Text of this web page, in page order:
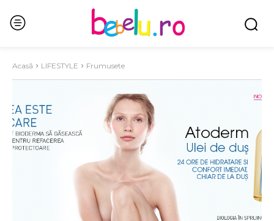
Acasă LIFESTYLE Frumusete